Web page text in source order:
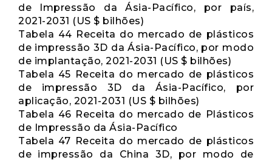
de Impressão da Ásia-Pacífico, por país,
2021-2031 (US $ bilhões)
Tabela 44 Receita do mercado de plásticos
de impressão 3D da Ásia-Pacífico, por modo
de implantação, 2021-2031 (US $ bilhões)
Tabela 45 Receita do mercado de plásticos
de impressão 3D da Ásia-Pacífico, por
aplicação, 2021-2031 (US $ bilhões)
Tabela 46 Receita do mercado de Plásticos
de Impressão da Ásia-Pacífico
Tabela 47 Receita do mercado de plásticos
de impressão da China 3D, por modo de